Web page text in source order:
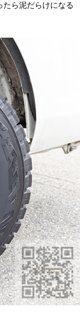
ら泥だらけになる